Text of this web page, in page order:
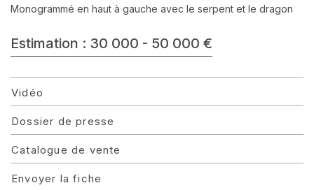
Monogrammé en haut à gauche avec le serpent et le dragon
Estimation : 30 000 - 50 000 €
Vidéo
Dossier de presse
Catalogue de vente
Envoyer la fiche